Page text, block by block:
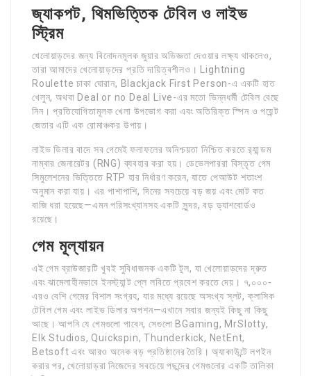
জ্যাকপট, থিমভিত্তিক টেবিল ও লাইভ
স্ট্রিম
খেলোয়াড়দের জন্য বিনোদনমূলক জুয়ার অভিজ্ঞতা দেওয়ার লক্ষ্য থাকলেও,
তারা আমাদের খেলোয়াড়দের প্রতি দায়িত্বশীলও। Lightning
Roulette চাকা ঘোরান, Blackjack First Person-এ একটি হাত
খেলুন, অথবা Deal or no Deal Live-এর মতো ভিন্নধর্মী টেবিল বেছে
নিন। প্রতিযোগিতামূলক খেলা উপভোগ করা এবং অতিরিক্ত স্পিন ও পয়েন্ট
জেতার এটি এক রোমাঞ্চকর উপায়।
লাইভ ডিলার বাদে সব গেমেই ফলাফলের অনিশ্চয়তা নিশ্চিত করতে র‍্যান্ডম
নাম্বার জেনারেটর (RNG) ব্যবহার করা হয়। ডেভেলপাররা বিস্তৃত গেম
সিমুলেশনের ভিত্তিতে RTP হার নির্ধারণ করেন, যাতে পেআউট শতাংশ
অনুমান করা যায়। এর পাশাপাশি, দিনের সবচেয়ে বড় জয় এবং মোট কত
বাজি ধরা হয়েছে—এমন পরিসংখ্যানসহ একটি সুন্দর, বড় ড্যাশবোর্ডও
রয়েছে।
গেম মূল্যায়ন
এই গেম ব্রাউজারটি খুবই সুবিধাজনক একটি টুল, যা খেলোয়াড়দের দ্রুত
এবং ঝামেলাহীনভাবে ইনস্ট্যান্ট প্লে লবিতে প্রবেশ করতে দেয়। ৭,০০০-
এরও বেশি গেমের বিশাল সংগ্রহ, যার মধ্যে রয়েছে অসংখ্য স্লট, ক্লাসিক
টেবিল গেম এবং লাইভ ডিলার অপশন—এখানে সবার জন্যই কিছু না কিছু
আছে। আপনি যে গেমগুলো পাবেন, সেগুলো BGaming, MrSlotty,
Elk Studios, Quickspin, Thunderkick, NetEnt,
Betsoft এবং আরও অনেক বড় প্রতিষ্ঠানের তৈরি। অ্যাকাউন্টে লগইন
করার পর, খেলোয়াড়রা নিজেদের সবচেয়ে পছন্দের গেমগুলোর একটি তালিকা